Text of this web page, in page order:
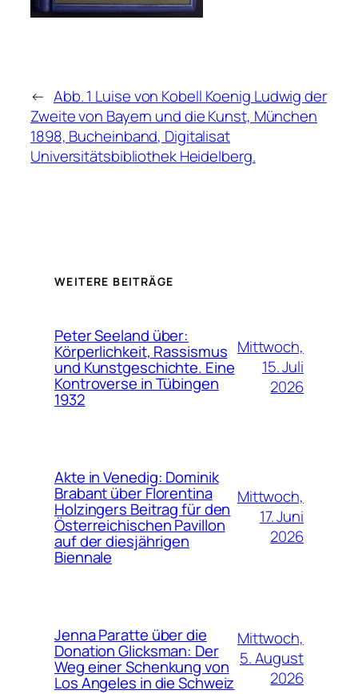
← Abb. 1 Luise von Kobell Koenig Ludwig der
Zweite von Bayern und die Kunst, München
1898, Bucheinband, Digitalisat
Universitätsbibliothek Heidelberg.
WEITERE BEITRÄGE
Peter Seeland über:
Körperlichkeit, Rassismus
und Kunstgeschichte. Eine
Kontroverse in Tübingen
1932
Mittwoch,
15. Juli
2026
Akte in Venedig: Dominik
Brabant über Florentina
Holzingers Beitrag für den
Österreichischen Pavillon
auf der diesjährigen
Biennale
Mittwoch,
17. Juni
2026
Jenna Paratte über die
Donation Glicksman: Der
Weg einer Schenkung von
Los Angeles in die Schweiz
Mittwoch,
5. August
2026